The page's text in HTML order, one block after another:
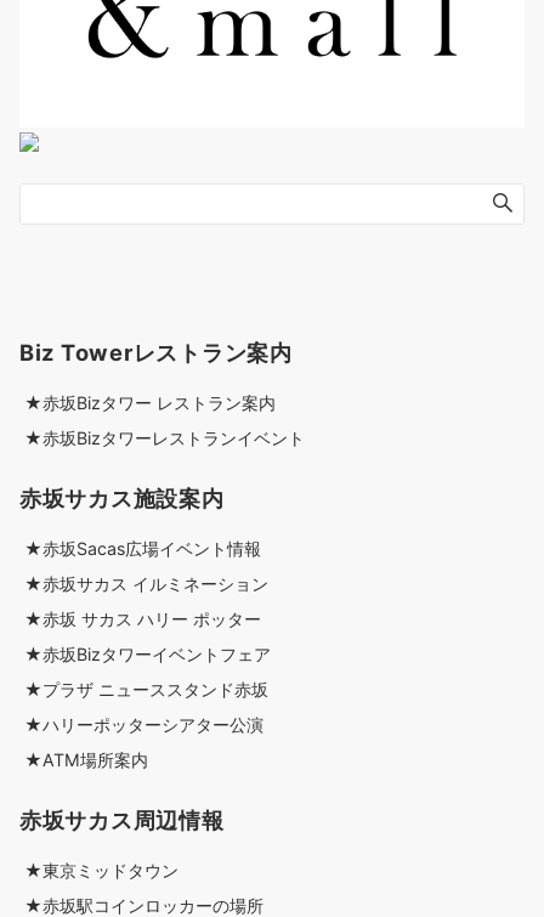
Biz Towerレストラン案内
★赤坂Bizタワー レストラン案内
★赤坂Bizタワーレストランイベント
赤坂サカス施設案内
★赤坂Sacas広場イベント情報
★赤坂サカス イルミネーション
★赤坂 サカス ハリー ポッター
★赤坂Bizタワーイベントフェア
★プラザ ニューススタンド赤坂
★ハリーポッターシアター公演
★ATM場所案内
赤坂サカス周辺情報
★東京ミッドタウン
★赤坂駅コインロッカーの場所